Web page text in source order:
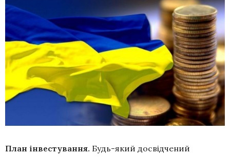
План інвестування. Будь-який досвідчений